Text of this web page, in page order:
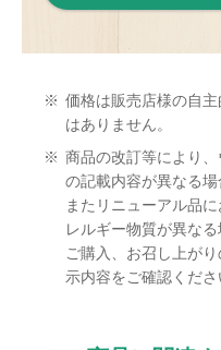
※ 価格は販売店様の自
はありません。
※ 商品の改訂等により
の記載内容が異なる場
またリニューアル品
レルギー物質が異なる
ご購入、お召し上が
示内容をご確認くださ